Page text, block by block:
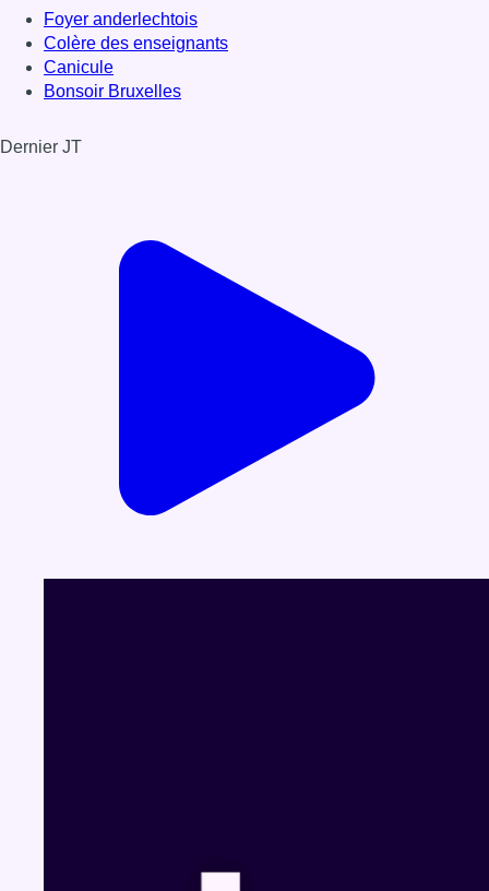
Foyer anderlechtois
Colère des enseignants
Canicule
Bonsoir Bruxelles
Dernier JT